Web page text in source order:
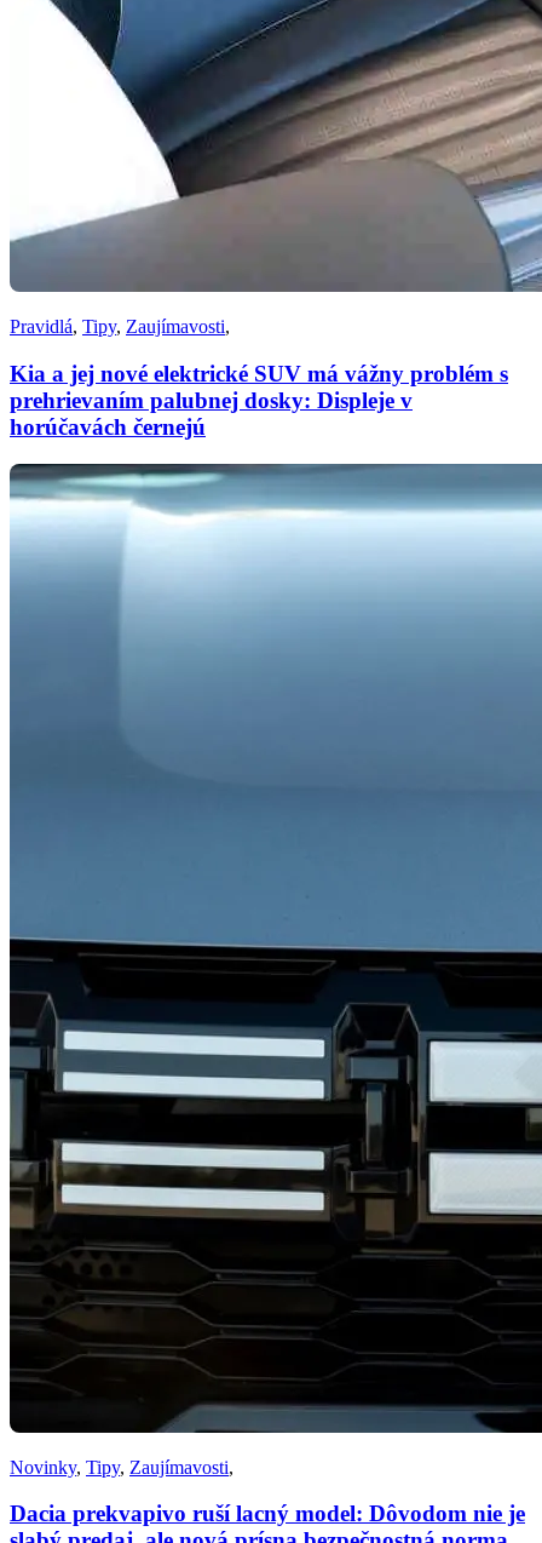
Pravidlá, Tipy, Zaujímavosti,
Kia a jej nové elektrické SUV má vážny problém s
prehrievaním palubnej dosky: Displeje v
horúčavách černejú
Novinky, Tipy, Zaujímavosti,
Dacia prekvapivo ruší lacný model: Dôvodom nie je